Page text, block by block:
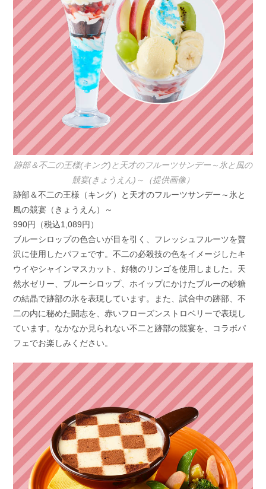
跡部＆不二の王様(キング)と天才のフルーツサンデー～氷と風の
競宴(きょうえん)～（提供画像）
跡部＆不二の王様（キング）と天才のフルーツサンデー～氷と
風の競宴（きょうえん）～
990円（税込1,089円）
ブルーシロップの色合いが目を引く、フレッシュフルーツを贅
沢に使用したパフェです。不二の必殺技の色をイメージしたキ
ウイやシャインマスカット、好物のリンゴを使用しました。天
然水ゼリー、ブルーシロップ、ホイップにかけたブルーの砂糖
の結晶で跡部の氷を表現しています。また、試合中の跡部、不
二の内に秘めた闘志を、赤いフローズンストロベリーで表現し
ています。なかなか見られない不二と跡部の競宴を、コラボパ
フェでお楽しみください。